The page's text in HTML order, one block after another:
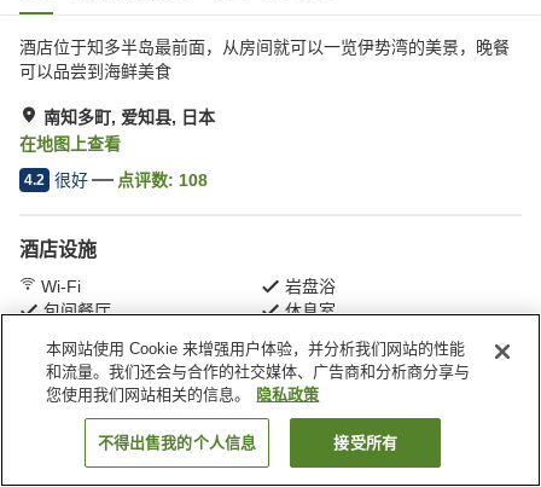
酒店位于知多半岛最前面，从房间就可以一览伊势湾的美景，晚餐
可以品尝到海鲜美食
南知多町, 爱知县, 日本
在地图上查看
4.2 很好 点评数: 108
酒店设施
Wi-Fi
岩盘浴
包间餐厅
休息室
首页 日本 爱知县 南知多町 活鱼美舟
搜索客房
本网站使用 Cookie 来增强用户体验，并分析我们网站的性能
和流量。我们还会与合作的社交媒体、广告商和分析商分享与
您使用我们网站相关的信息。
隐私政策
不得出售我的个人信息 接受所有